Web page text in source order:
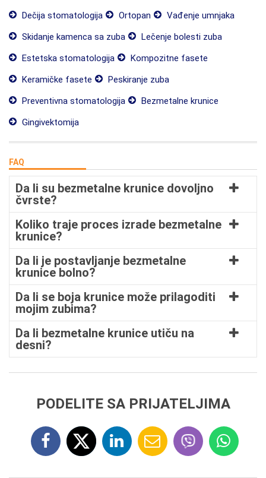
Dečija stomatologija
Ortopan
Vađenje umnjaka
Skidanje kamenca sa zuba
Lečenje bolesti zuba
Estetska stomatologija
Kompozitne fasete
Keramičke fasete
Peskiranje zuba
Preventivna stomatologija
Bezmetalne krunice
Gingivektomija
FAQ
Da li su bezmetalne krunice dovoljno
čvrste?
Koliko traje proces izrade bezmetalne
krunice?
Da li je postavljanje bezmetalne
krunice bolno?
Da li se boja krunice može prilagoditi
mojim zubima?
Da li bezmetalne krunice utiču na
desni?
PODELITE SA PRIJATELJIMA